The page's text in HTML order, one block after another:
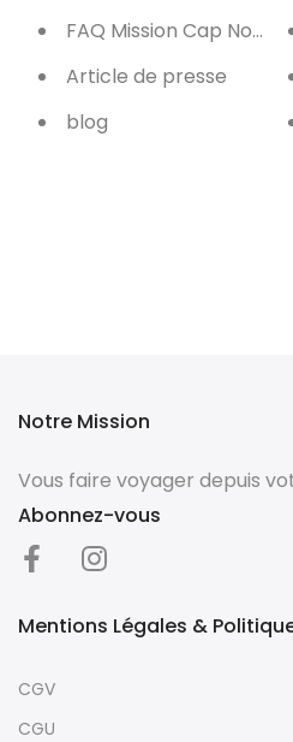
FAQ Mission Cap Nord
Article de presse
blog
Notre Mission
Vous faire voyager depuis
Abonnez-vous
Mentions Légales &
CGV
CGU